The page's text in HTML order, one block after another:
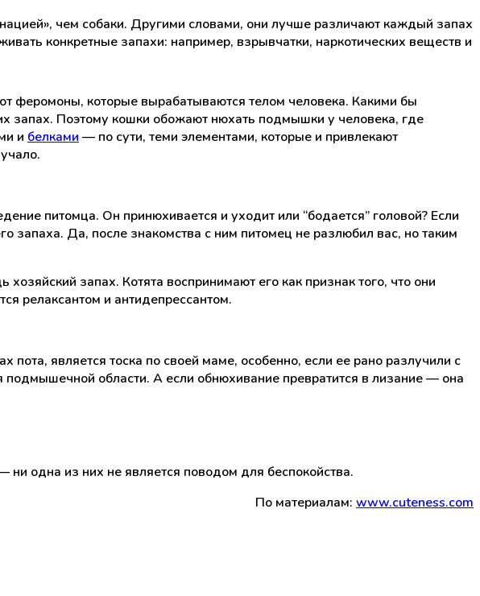
чем собаки. Другими словами, они лучше различают каждый запах
конкретные запахи: например, взрывчатки, наркотических веществ и
феромоны, которые вырабатываются телом человека. Какими бы
запах. Поэтому кошки обожают нюхать подмышки у человека, где
и белками — по сути, теми элементами, которые и привлекают
питомца. Он принюхивается и уходит или “бодается” головой? Если
запаха. Да, после знакомства с ним питомец не разлюбил вас, но таким
запах. Котята воспринимают его как признак того, что они
релаксантом и антидепрессантом.
является тоска по своей маме, особенно, если ее рано разлучили с
области. А если обнюхивание превратится в лизание — она
одна из них не является поводом для беспокойства.
По материалам: www.cuteness.com